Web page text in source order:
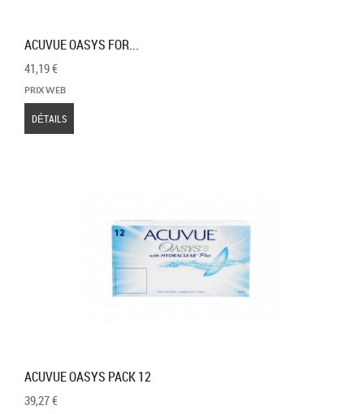
ACUVUE OASYS FOR...
41,19 €
PRIX WEB
DÉTAILS
ACUVUE OASYS PACK 12
39,27 €